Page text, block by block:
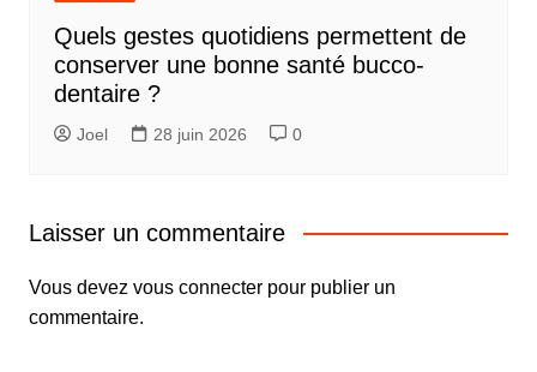
Quels gestes quotidiens permettent de
conserver une bonne santé bucco-
dentaire ?
Joel 28 juin 2026 0
Laisser un commentaire
Vous devez vous connecterpour publier un
commentaire.